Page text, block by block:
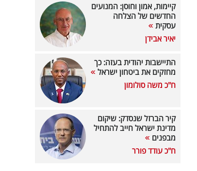
קיימות, אמון וחוסן: המנועים
החדשים של הצלחה
עסקית
יאיר אבידן
התיישבות יהודית בעזה: כך
מחזקים את ביטחון ישראל
ח"כ משה סולומון
קיר הברזל שנסדק: שיקום
מדינת ישראל חייב להתחיל
מבפנים
ח"כ עודד פורר